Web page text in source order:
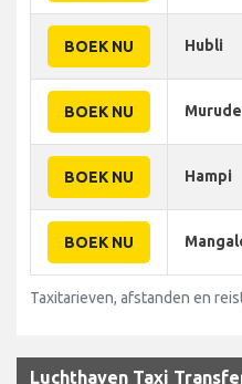
BOEK NU Hubli
BOEK NU
BOEK NU Hampi
BOEK NU
Taxitarieven, afstanden en
Luchthaven Taxi